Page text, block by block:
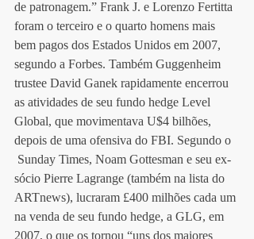
de patronagem.” Frank J. e Lorenzo Fertitta
foram o terceiro e o quarto homens mais
bem pagos dos Estados Unidos em 2007,
segundo a Forbes. Também Guggenheim
trustee David Ganek rapidamente encerrou
as atividades de seu fundo hedge Level
Global, que movimentava U$4 bilhões,
depois de uma ofensiva do FBI. Segundo o
Sunday Times, Noam Gottesman e seu ex-
sócio Pierre Lagrange (também na lista do
ARTnews), lucraram £400 milhões cada um
na venda de seu fundo hedge, a GLG, em
2007, o que os tornou “uns dos maiores